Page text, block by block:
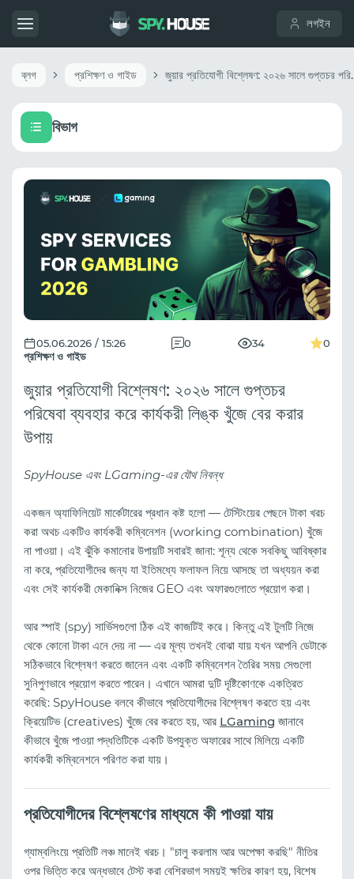
লগইন
ব্লগ প্রশিক্ষণ ও গাইড জুয়ার প্রতিযোগী
বিভাগ
প্রশিক্ষণ ও গাইড
05.06.2026 / 15:26 0 34 0
জুয়ার প্রতিযোগী বিশ্লেষণ: ২০২৬ সালে গুপ্তচর
পরিষেবা ব্যবহার করে কার্যকরী লিঙ্ক খুঁজে বের করার
উপায়
SpyHouse এবং LGaming-এর যৌথ নিবন্ধ
একজন অ্যাফিলিয়েট মার্কেটারের প্রধান কষ্ট হলো — টেস্টিংয়ের পেছনে টাকা খরচ
করা অথচ একটিও কার্যকরী কম্বিনেশন (working combination) খুঁজে
না পাওয়া। এই ঝুঁকি কমানোর উপায়টি সবারই জানা: শূন্য থেকে সবকিছু আবিষ্কার
না করে, প্রতিযোগীদের জন্য যা ইতিমধ্যে ফলাফল নিয়ে আসছে তা অধ্যয়ন করা
এবং সেই কার্যকরী মেকানিক্স নিজের GEO এবং অফারগুলোতে প্রয়োগ করা।
আর স্পাই (spy) সার্ভিসগুলো ঠিক এই কাজটিই করে। কিন্তু এই টুলটি নিজে
থেকে কোনো টাকা এনে দেয় না — এর মূল্য তখনই বোঝা যায় যখন আপনি ডেটাকে
সঠিকভাবে বিশ্লেষণ করতে জানেন এবং একটি কম্বিনেশন তৈরির সময় সেগুলো
সুনিপুণভাবে প্রয়োগ করতে পারেন। এখানে আমরা দুটি দৃষ্টিকোণকে একত্রিত
করেছি: SpyHouse বলবে কীভাবে প্রতিযোগীদের বিশ্লেষণ করতে হয় এবং
ক্রিয়েটিভ (creatives) খুঁজে বের করতে হয়, আর LGaming জানাবে
কীভাবে খুঁজে পাওয়া পদ্ধতিটিকে একটি উপযুক্ত অফারের সাথে মিলিয়ে একটি
কার্যকরী কম্বিনেশনে পরিণত করা যায়।
প্রতিযোগীদের বিশ্লেষণের মাধ্যমে কী পাওয়া যায়
গ্যাম্বলিংয়ে প্রতিটি লঞ্চ মানেই খরচ। "চালু করলাম আর অপেক্ষা করছি" নীতির
ওপর ভিত্তি করে অন্ধভাবে টেস্ট করা বেশিরভাগ সময়ই ক্ষতির কারণ হয়, বিশেষ